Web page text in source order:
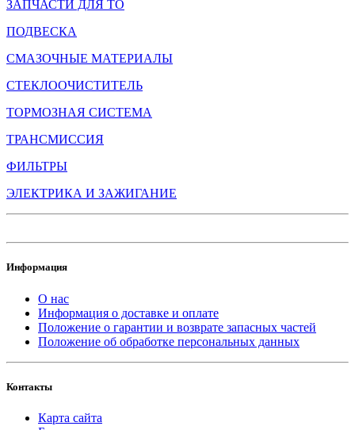
ЗАПЧАСТИ ДЛЯ ТО
ПОДВЕСКА
СМАЗОЧНЫЕ МАТЕРИАЛЫ
СТЕКЛООЧИСТИТЕЛЬ
ТОРМОЗНАЯ СИСТЕМА
ТРАНСМИССИЯ
ФИЛЬТРЫ
ЭЛЕКТРИКА И ЗАЖИГАНИЕ
Информация
О нас
Информация о доставке и оплате
Положение о гарантии и возврате запасных частей
Положение об обработке персональных данных
Контакты
Карта сайта